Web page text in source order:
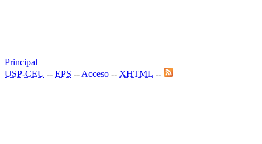
Principal
USP-CEU -- EPS -- Acceso -- XHTML --